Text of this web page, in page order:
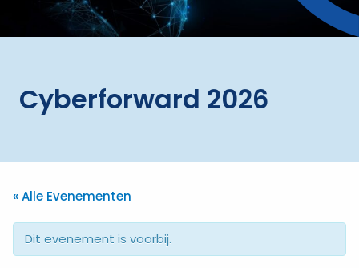
Cyberforward 2026
« Alle Evenementen
Dit evenement is voorbij.